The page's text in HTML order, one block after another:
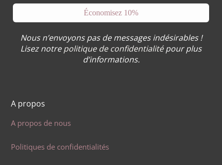
Nous n’envoyons pas de messages indésirables !
Lisez notrepolitique de confidentialitépour plus
d’informations.
A propos
A propos de nous
Politiques de confidentialités